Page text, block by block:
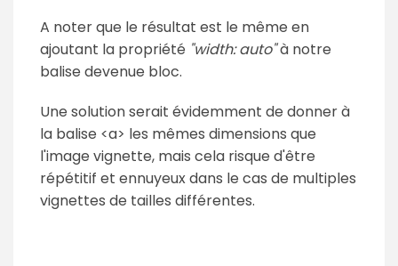
A noter que le résultat est le même en
ajoutant la propriété "width: auto"à notre
balise devenue bloc.
Une solution serait évidemment de donner à
la balise <a> les mêmes dimensions que
l'image vignette, mais cela risque d'être
répétitif et ennuyeux dans le cas de multiples
vignettes de tailles différentes.